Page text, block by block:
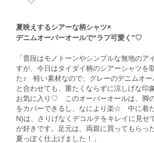
夏映えするシアーな柄シャツ×
デニムオーバーオールで“ラフ可愛く”♡
「普段はモノトーンやシンプルな無地のア
すが、今日はタイダイ柄のシアーシャツを
た♪ 軽い素材なので、グレーのデニムオー
と合わせても、重たくならずに涼しげな印
お気に入り♡ このオーバーオールは、脚
をカバーできるし、なにより楽☆ 中に着
N)は、さりげなくデコルテをキレイに見せ
が好きです。足元は、両親に買ってもらっ
夏っぽく仕上げました！」